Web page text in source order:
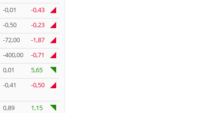
-0,01
-0,43
-0,50
-0,23
-72,00
-1,87
-400,00
-0,71
0,01
5,65
-0,41
-0,50
0,89 1,15